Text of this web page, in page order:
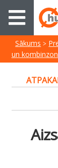
Sākums
un